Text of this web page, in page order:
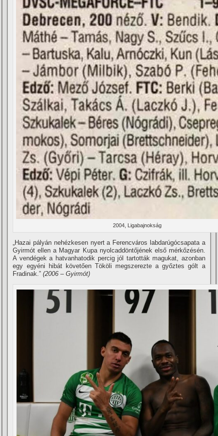
2004, Ligabajnokság
„Hazai pályán nehézkesen nyert a Ferencváros labdarúgócsapata a
Gyirmót ellen a Magyar Kupa nyolcaddöntőjének első mérkőzésén.
A vendégek a hatvanhatodik percig jól tartották magukat, azonban
egy egyéni hibát követően Tököli megszerezte a győztes gólt a
Fradinak.”(2006 – Gyirmót)